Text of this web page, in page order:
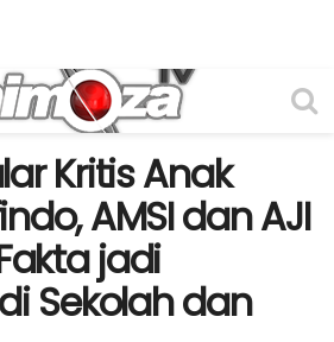
Kritis Anak
AMSI dan AJI
jadi
Sekolah dan